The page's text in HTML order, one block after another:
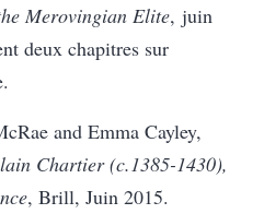
Merovingian Elite, juin
deux chapitres sur
and Emma Cayley,
Chartier (c.1385-1430),
, Brill, Juin 2015.